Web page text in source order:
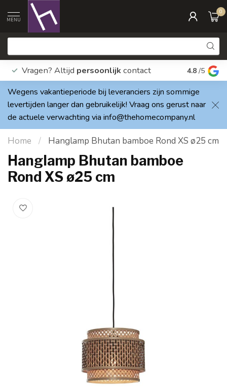
MENU
0
Vragen? Altijd persoonlijk contact Elke dag
4.8 /5
Wegens vakantieperiode bij leveranciers zijn sommige
levertijden langer dan gebruikelijk! Vraag ons gerust naar
de actuele verwachting via info@thehomecompany.nl
Home / Hanglamp Bhutan bamboe Rond XS ø25 cm
Hanglamp Bhutan bamboe
Rond XS ø25 cm